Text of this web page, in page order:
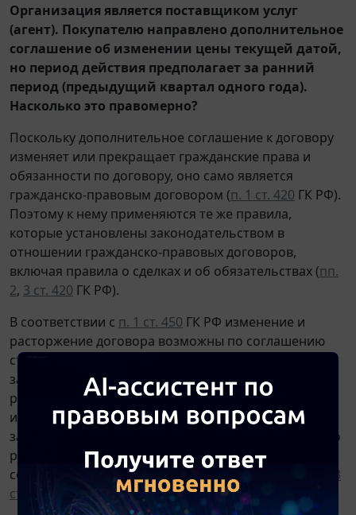
Организация является поставщиком услуг
(агент). Покупателю направлено дополнительное
соглашение об изменении цены текущей датой,
но период действия предполагает за ранний
период (предыдущий квартал одного года).
Насколько это правомерно?
Поскольку дополнительное соглашение к договору
изменяет или прекращает гражданские права и
обязанности по договору, оно само является
гражданско-правовым договором (п. 1 ст. 420 ГК РФ).
Поэтому к нему применяются те же правила,
которые установлены законодательством в
отношении гражданско-правовых договоров,
включая правила о сделках и об обязательствах (пп.
2, 3 ст. 420 ГК РФ).
В соответствии с п. 1 ст. 450 ГК РФ изменение и
расторжение договора возможны по соглашению
сторон, если иное не предусмотрено ГК РФ, другими
законами или договором. В случае изменения или
расторжения договора обязательства считаются
измененными или прекращенными с момента
заключения соглашения сторон об изменении или о
расторжении договора, если иное не вытекает из
соглашения или характера изменения договора (
п. 3
ст. 453 ГК РФ).